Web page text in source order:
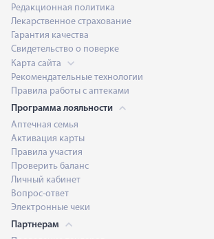
Редакционная политика
Лекарственное страхование
Гарантия качества
Свидетельство о поверке
Карта сайта
Рекомендательные технологии
Правила работы с аптеками
Программа лояльности
Аптечная семья
Активация карты
Правила участия
Проверить баланс
Личный кабинет
Вопрос-ответ
Электронные чеки
Партнерам